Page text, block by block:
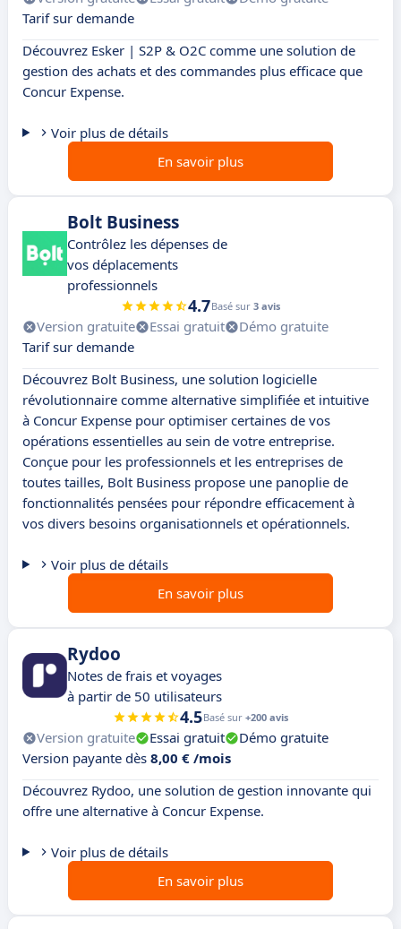
Tarif sur demande
Découvrez Esker | S2P & O2C comme une solution de
gestion des achats et des commandes plus efficace que
Concur Expense.
Voir plus de détails
En savoir plus
Bolt Business
Contrôlez les dépenses de
vos déplacements
professionnels
4.7Basé sur 3 avis
Version gratuite Essai gratuit
Démo gratuite
Tarif sur demande
Découvrez Bolt Business, une solution logicielle
révolutionnaire comme alternative simplifiée et intuitive
à Concur Expense pour optimiser certaines de vos
opérations essentielles au sein de votre entreprise.
Conçue pour les professionnels et les entreprises de
toutes tailles, Bolt Business propose une panoplie de
fonctionnalités pensées pour répondre efficacement à
vos divers besoins organisationnels et opérationnels.
Voir plus de détails
En savoir plus
Rydoo
Notes de frais et voyages
à partir de 50 utilisateurs
4.5Basé sur +200 avis
Version gratuite Essai gratuit
Démo gratuite
Version payante dès 8,00 € /mois
Découvrez Rydoo, une solution de gestion innovante qui
offre une alternative à Concur Expense.
Voir plus de détails
En savoir plus